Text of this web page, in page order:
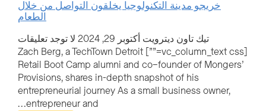
خريجو مدينة التكنولوجيا يخلقون التواصل من خلال
الطعام
تيك تاون ديترويتأكتوبر 29, 2024
لا توجد تعليقات
[vc_column_text css=””] Zach Berg, a TechTown Detroit
Retail Boot Camp alumni and co–founder of Mongers’
Provisions, shares in-depth snapshot of his
entrepreneurial journey As a small business owner,
entrepreneur and…